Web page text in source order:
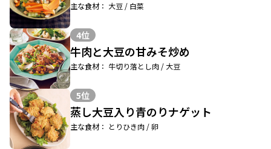
主な食材： 大豆 / 白菜
4位
牛肉と大豆の甘みそ炒め
主な食材： 牛切り落とし肉 / 大豆
5位
蒸し大豆入り青のりナゲット
主な食材： とりひき肉 / 卵